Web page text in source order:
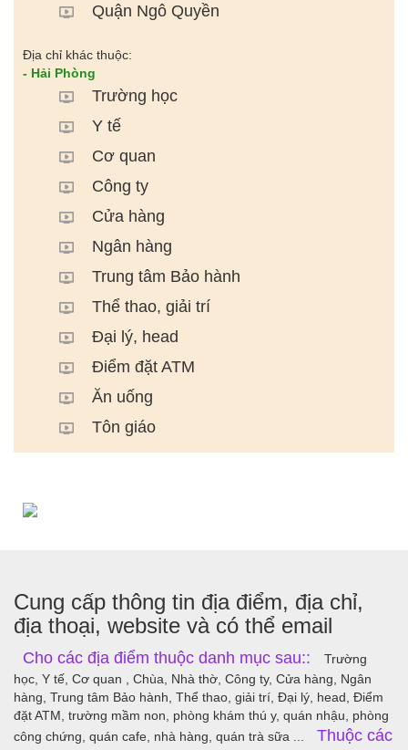
Quận Ngô Quyền
Địa chỉ khác thuộc:
- Hải Phòng
Trường học
Y tế
Cơ quan
Công ty
Cửa hàng
Ngân hàng
Trung tâm Bảo hành
Thể thao, giải trí
Đại lý, head
Điểm đặt ATM
Ăn uống
Tôn giáo
Cung cấp thông tin địa điểm, địa chỉ,
địa thoại, website và có thể email
Cho các địa điểm thuộc danh mục sau::
Trường
học, Y tế, Cơ quan , Chùa, Nhà thờ, Công ty, Cửa hàng, Ngân
hàng, Trung tâm Bảo hành, Thể thao, giải trí, Đại lý, head, Điểm
đặt ATM, trường mầm non, phòng khám thú y, quán nhậu, phòng
công chứng, quán cafe, nhà hàng, quán trà sữa ...
Thuộc các